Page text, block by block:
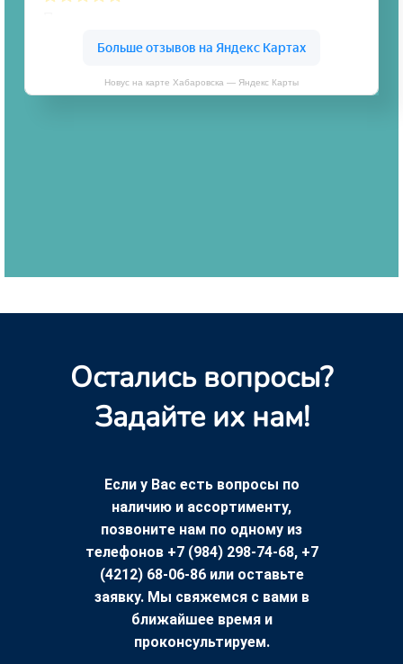
Новус на карте Хабаровска — Яндекс Карты
Остались вопросы?
Задайте их нам!
Если у Вас есть вопросы по
наличию и ассортименту,
позвоните нам по одному из
телефонов +7 (984) 298-74-68, +7
(4212) 68-06-86 или оставьте
заявку. Мы свяжемся с вами в
ближайшее время и
проконсультируем.